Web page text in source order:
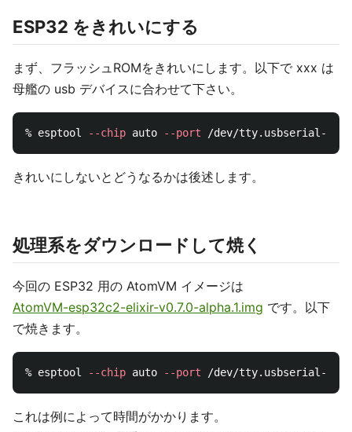
ESP32 をきれいにする
まず、フラッシュROMをきれいにします。以下で xxx は
母艦の usb デバイスに合わせて下さい。
% esptool --chip auto --port /dev/tty.usbserial-xxx
きれいにしないとどうなるかは後述します。
処理系をダウンロードして焼く
今回の ESP32 用の AtomVM イメージは
AtomVM-esp32c2-elixir-v0.7.0-alpha.1.img です。以下
で焼きます。
% esptool --chip auto --port /dev/tty.usbserial-xxx
これは例によって時間がかかります。